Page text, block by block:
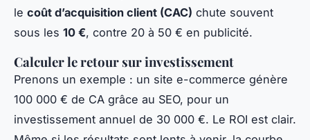
le coût d’acquisition client (CAC) chute souvent
sous les 10 €, contre 20 à 50 € en publicité.
Calculer le retour sur investissement
Prenons un exemple : un site e-commerce génère
100 000 € de CA grâce au SEO, pour un
investissement annuel de 30 000 €. Le ROI est clair.